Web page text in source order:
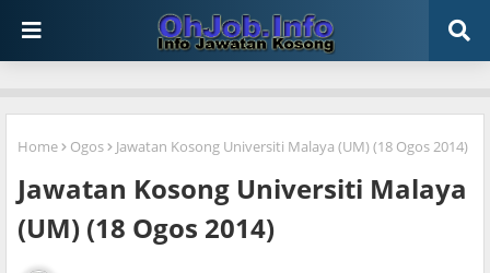
Home Ogos Jawatan Kosong Universiti Malaya (UM) (18 Ogos 2014)
Jawatan Kosong Universiti Malaya
(UM) (18 Ogos 2014)